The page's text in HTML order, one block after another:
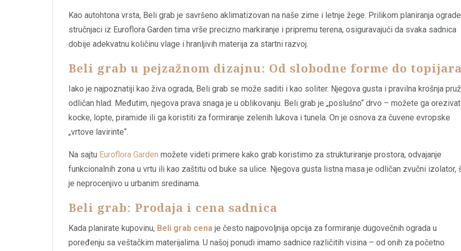
Kao autohtona vrsta, Beli grab je savršeno aklimatizovan na naše zime i letnje žege. Prilikom planiranja
stručnjaci iz Euroflora Garden tima vrše precizno markiranje i pripremu terena, osiguravajući da svaka sadnica
dobije adekvatnu količinu vlage i hranljivih materija za startni razvoj.
Beli grab u pejzažnom dizajnu: Od slobodne forme do topijara
Iako je najpoznatiji kao živa ograda, Beli grab se može saditi i kao soliter. Njegova gusta i pravilna krošnja
odličan hlad. Međutim, njegova prava snaga je u oblikovanju. Beli grab je „poslušno“ drvo – možete ga
kocke, lopte, piramide ili ga koristiti za formiranje zelenih lukova i tunela. On je osnova za čuvene evropske
„vrtove lavirinte“.
Na sajtu Euroflora Garden možete videti primere kako grab koristimo za strukturiranje prostora, odvajanje
funkcionalnih zona u vrtu ili kao zaštitu od buke sa ulice. Njegova gusta listna masa je odličan zvučni izolator,
je neprocenjivo u urbanim sredinama.
Beli grab: Prodaja i cena sadnica
Kada planirate kupovinu, Beli grab cena je često najpovoljnija opcija za formiranje dugovečnih ograda u
poređenju sa veštačkim materijalima. U našoj ponudi imamo sadnice različitih visina – od onih za početno